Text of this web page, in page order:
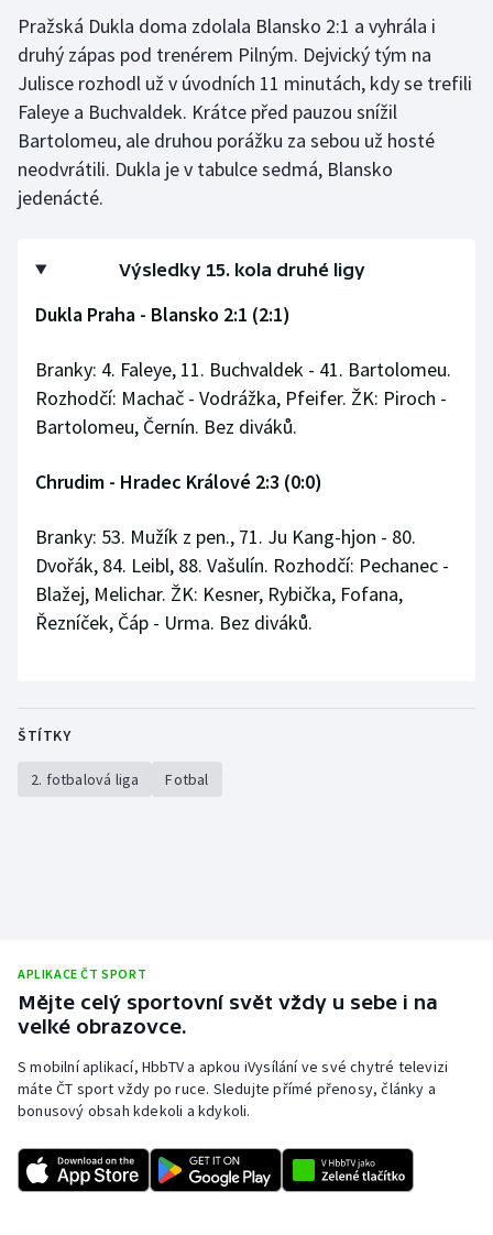
Krasobruslení
Lezení
Lyže a snowboard
Motorsport
Olympijské hry
Parasport
Plavání
Plážový volejbal
Ragby
Rychlobruslení
Vodní slalom
Volejbal
Ostatní
Pražská Dukla doma zdolala Blansko 2:1 a vyhrála i
druhý zápas pod trenérem Pilným. Dejvický tým na
Julisce rozhodl už v úvodních 11 minutách, kdy se trefili
Faleye a Buchvaldek. Krátce před pauzou snížil
Bartolomeu, ale druhou porážku za sebou už hosté
neodvrátili. Dukla je v tabulce sedmá, Blansko
jedenácté.
Výsledky 15. kola druhé ligy
Dukla Praha - Blansko 2:1 (2:1)
Branky: 4. Faleye, 11. Buchvaldek - 41. Bartolomeu.
Rozhodčí: Machač - Vodrážka, Pfeifer. ŽK: Piroch -
Bartolomeu, Černín. Bez diváků.
Chrudim - Hradec Králové 2:3 (0:0)
Branky: 53. Mužík z pen., 71. Ju Kang-hjon - 80.
Dvořák, 84. Leibl, 88. Vašulín. Rozhodčí: Pechanec -
Blažej, Melichar. ŽK: Kesner, Rybička, Fofana,
Řezníček, Čáp - Urma. Bez diváků.
ŠTÍTKY
2. fotbalová liga Fotbal
APLIKACE ČT SPORT
Mějte celý sportovní svět vždy u sebe i na
velké obrazovce.
S mobilní aplikací, HbbTV a apkou iVysílání ve své chytré televizi
máte ČT sport vždy po ruce. Sledujte přímé přenosy, články a
bonusový obsah kdekoli a kdykoli.